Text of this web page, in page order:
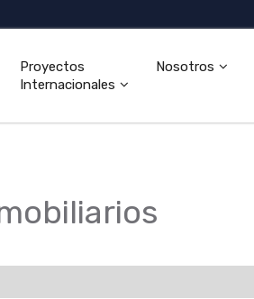
Proyectos
Internacionales
Nosotros